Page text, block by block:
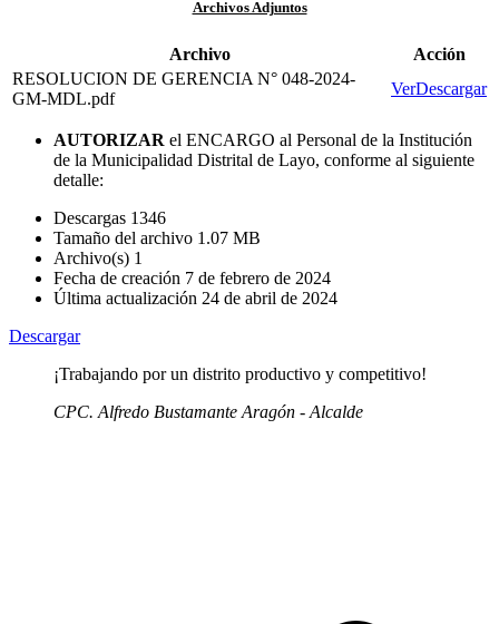
Archivos Adjuntos
Archivo
Acción
RESOLUCION DE GERENCIA N° 048-2024-
GM-MDL.pdf
VerDescargar
AUTORIZAR el ENCARGO al Personal de la Institución
de la Municipalidad Distrital de Layo, conforme al siguiente
detalle:
Descargas 1346
Tamaño del archivo 1.07 MB
Archivo(s) 1
Fecha de creación 7 de febrero de 2024
Última actualización 24 de abril de 2024
Descargar
¡Trabajando por un distrito productivo y competitivo!
CPC. Alfredo Bustamante Aragón - Alcalde